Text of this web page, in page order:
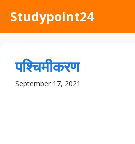
content
Studypoint24
पश्चिमीकरण
September 17, 2021